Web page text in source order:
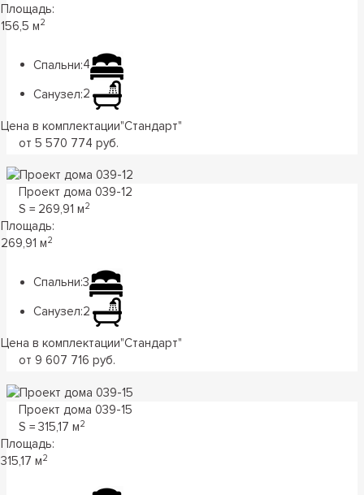
Площадь:
156,5 м2
Спальни:4
Санузел:2
Цена в комплектации"Стандарт"
от 5 570 774 руб.
Проект дома 039-12
S = 269,91 м2
Площадь:
269,91 м2
Спальни:3
Санузел:2
Цена в комплектации"Стандарт"
от 9 607 716 руб.
Проект дома 039-15
S = 315,17 м2
Площадь:
315,17 м2